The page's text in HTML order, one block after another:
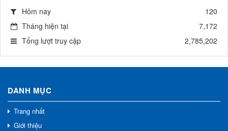
Hôm nay
120
Tháng hiện tại
7,172
Tổng lượt truy cập
2,785,202
DANH MỤC
Trang nhất
Giới thiệu